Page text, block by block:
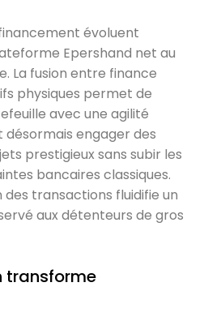
évoluent
Epershand net au
La fusion entre finance
physiques permet de
avec une agilité
désormais engager des
prestigieux sans subir les
bancaires classiques.
transactions fluidifie un
aux détenteurs de gros
transforme